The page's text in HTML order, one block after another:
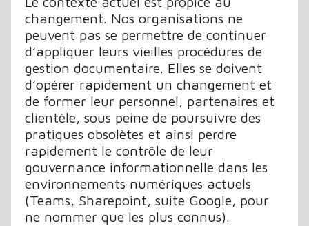
changement. Nos organisations ne
peuvent pas se permettre de continuer
d’appliquer leurs vieilles procédures de
gestion documentaire. Elles se doivent
d’opérer rapidement un changement et
de former leur personnel, partenaires et
clientèle, sous peine de poursuivre des
pratiques obsolètes et ainsi perdre
rapidement le contrôle de leur
gouvernance informationnelle dans les
environnements numériques actuels
(Teams, Sharepoint, suite Google, pour
ne nommer que les plus connus).